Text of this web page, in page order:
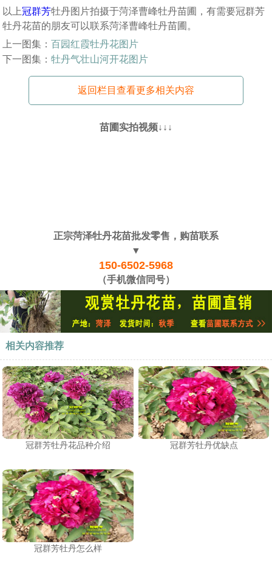
以上冠群芳牡丹图片拍摄于菏泽曹峰牡丹苗圃，有需要冠群芳
牡丹花苗的朋友可以联系菏泽曹峰牡丹苗圃。
上一图集：百园红霞牡丹花图片
下一图集：牡丹气壮山河开花图片
返回栏目查看更多相关内容
苗圃实拍视频↓↓↓
正宗菏泽牡丹花苗批发零售，购苗联系
▼
150-6502-5968
（手机微信同号）
相关内容推荐
冠群芳牡丹花品种介绍 冠群芳牡丹优缺点
冠群芳牡丹怎么样